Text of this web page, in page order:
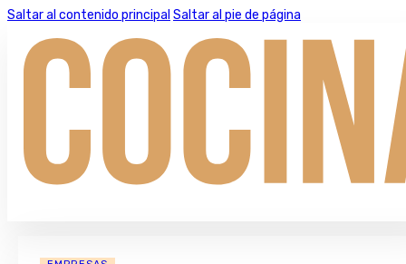
Saltar al contenido principal Saltar al pie de página